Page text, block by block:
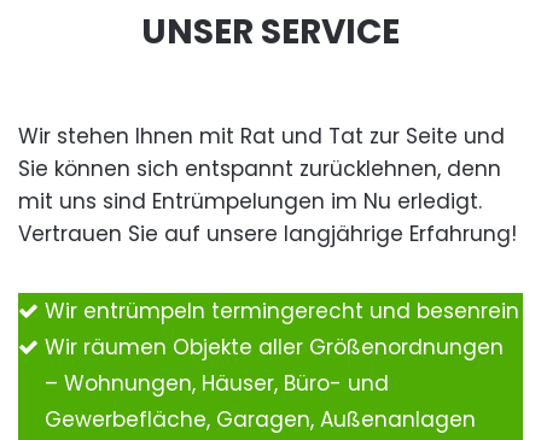
UNSER SERVICE
Wir stehen Ihnen mit Rat und Tat zur Seite und
Sie können sich entspannt zurücklehnen, denn
mit uns sind Entrümpelungen im Nu erledigt.
Vertrauen Sie auf unsere langjährige Erfahrung!
Wir entrümpeln termingerecht und besenrein
Wir räumen Objekte aller Größenordnungen
– Wohnungen, Häuser, Büro- und
Gewerbefläche, Garagen, Außenanlagen